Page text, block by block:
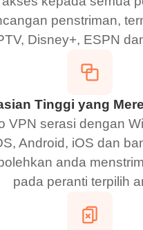
penstriman,
Disney+, ESPN
Tinggi yang
VPN serasi dengan
Android, iOS dan
anda
pada peranti terpilih